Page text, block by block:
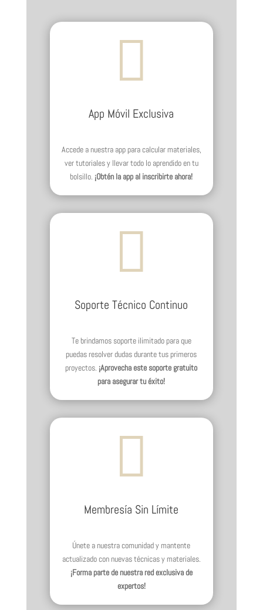

App Móvil Exclusiva
Accede a nuestra app para calcular materiales,
ver tutoriales y llevar todo lo aprendido en tu
bolsillo. ¡Obtén la app al inscribirte ahora!

Soporte Técnico Continuo
Te brindamos soporte ilimitado para que
puedas resolver dudas durante tus primeros
proyectos. ¡Aprovecha este soporte gratuito
para asegurar tu éxito!

Membresía Sin Límite
Únete a nuestra comunidad y mantente
actualizado con nuevas técnicas y materiales.
¡Forma parte de nuestra red exclusiva de
expertos!